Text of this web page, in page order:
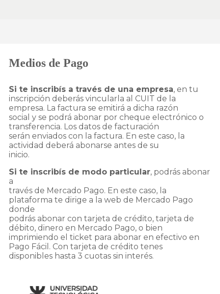
Medios de Pago
Si te inscribís a través de una empresa, en tu
inscripción deberás vincularla al CUIT de la
empresa. La factura se emitirá a dicha razón
social y se podrá abonar por cheque electrónico o
transferencia. Los datos de facturación
serán enviados con la factura. En este caso, la
actividad deberá abonarse antes de su
inicio.
Si te inscribís de modo particular, podrás abonar
a
través de Mercado Pago. En este caso, la
plataforma te dirige a la web de Mercado Pago
donde
podrás abonar con tarjeta de crédito, tarjeta de
débito, dinero en Mercado Pago, o bien
imprimiendo el ticket para abonar en efectivo en
Pago Fácil. Con tarjeta de crédito tenes
disponibles hasta 3 cuotas sin interés.